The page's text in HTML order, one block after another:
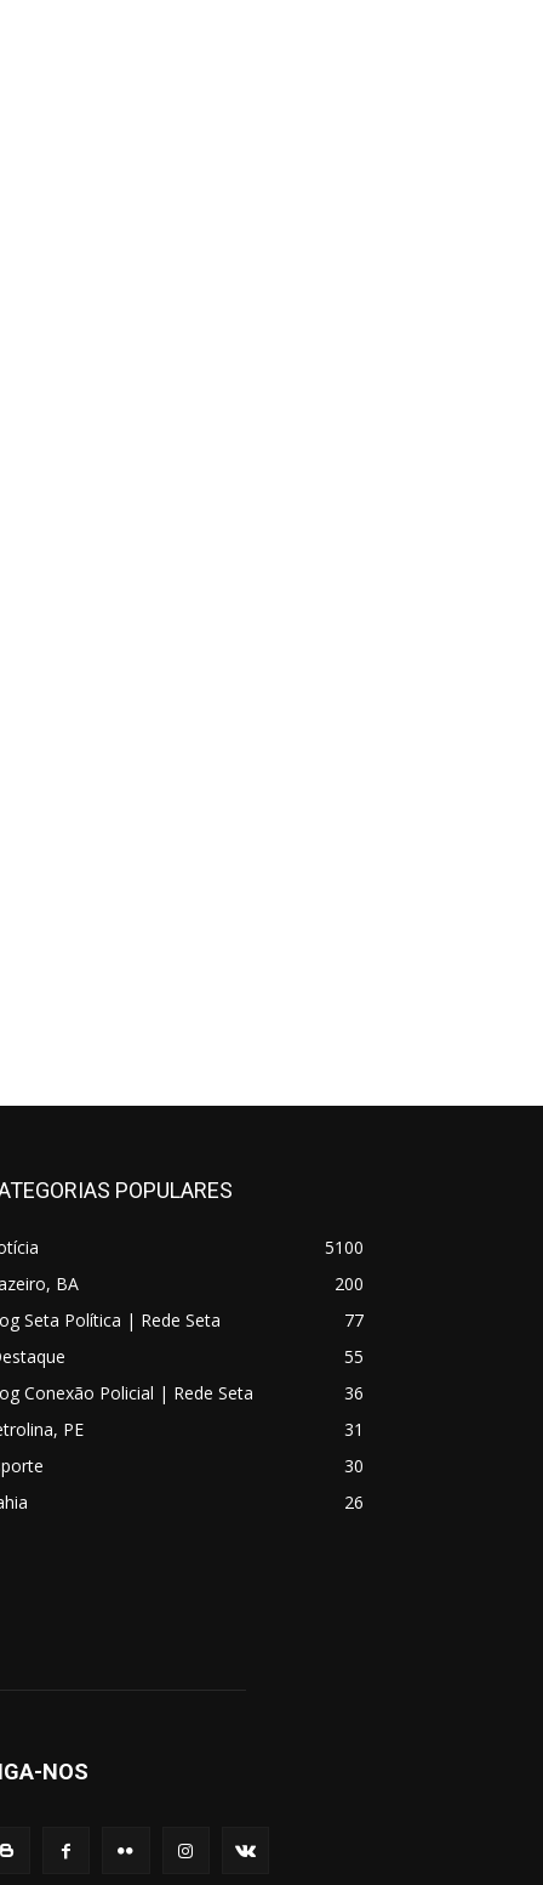
POPULARES
5100
BA
200
Seta Política | Rede Seta
77
55
Conexão Policial | Rede Seta
36
PE
31
30
26
NOS